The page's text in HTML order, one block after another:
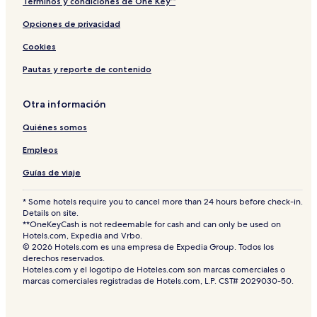
Opciones de privacidad
Cookies
Pautas y reporte de contenido
Otra información
Quiénes somos
Empleos
Guías de viaje
* Some hotels require you to cancel more than 24 hours before check-in.
Details on site.
**OneKeyCash is not redeemable for cash and can only be used on
Hotels.com, Expedia and Vrbo.
© 2026 Hotels.com es una empresa de Expedia Group. Todos los
derechos reservados.
Hoteles.com y el logotipo de Hoteles.com son marcas comerciales o
marcas comerciales registradas de Hotels.com, L.P. CST# 2029030-50.